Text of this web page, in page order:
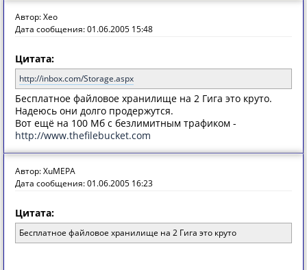
Автор: Xeo
Дата сообщения: 01.06.2005 15:48
Цитата:
http://inbox.com/Storage.aspx
Бесплатное файловое хранилище на 2 Гига это круто.
Надеюсь они долго продержутся.
Вот ещё на 100 Мб с безлимитным трафиком -
http://www.thefilebucket.com
Автор: XuMEPA
Дата сообщения: 01.06.2005 16:23
Цитата:
Бесплатное файловое хранилище на 2 Гига это круто